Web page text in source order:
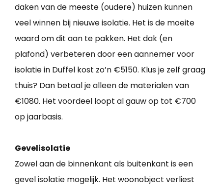
daken van de meeste (oudere) huizen kunnen
veel winnen bij nieuwe isolatie. Het is de moeite
waard om dit aan te pakken. Het dak (en
plafond) verbeteren door een aannemer voor
isolatie in Duffel kost zo’n €5150. Klus je zelf graag
thuis? Dan betaal je alleen de materialen van
€1080. Het voordeel loopt al gauw op tot €700
op jaarbasis.
Gevelisolatie
Zowel aan de binnenkant als buitenkant is een
gevel isolatie mogelijk. Het woonobject verliest